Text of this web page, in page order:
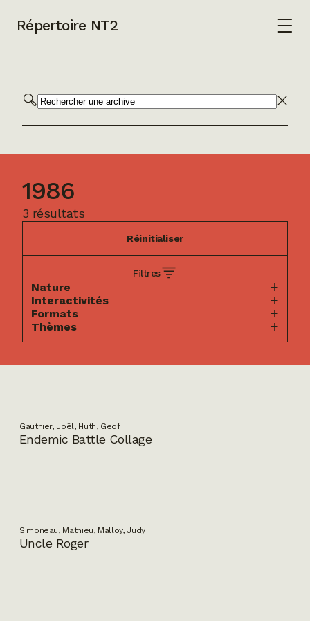
Répertoire NT2
1986
3 résultats
Réinitialiser
Filtres
Nature
Interactivités
Formats
Thèmes
Gauthier, Joël, Huth, Geof
Endemic Battle Collage
Simoneau, Mathieu, Malloy, Judy
Uncle Roger